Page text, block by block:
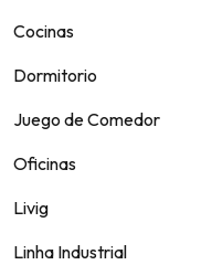
Cocinas
Dormitorio
Juego de Comedor
Oficinas
Livig
Linha Industrial